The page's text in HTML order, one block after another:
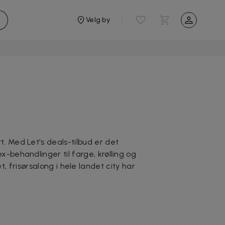
Velg by
Med Let's deals-tilbud er det
behandlinger til farge, krølling og
frisørsalong i hele landet city har